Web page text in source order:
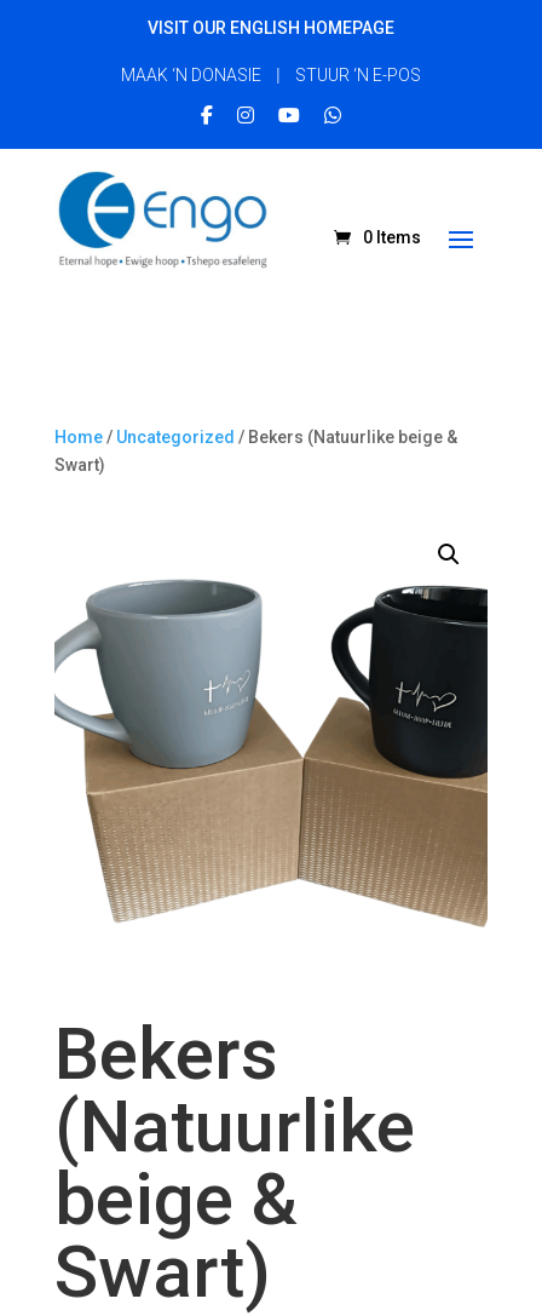
VISIT OUR ENGLISH HOMEPAGE
MAAK ‘N DONASIE | STUUR ‘N E-POS
0 Items
Home/ Uncategorized / Bekers (Natuurlike beige &
Swart)
Bekers
(Natuurlike
beige &
Swart)